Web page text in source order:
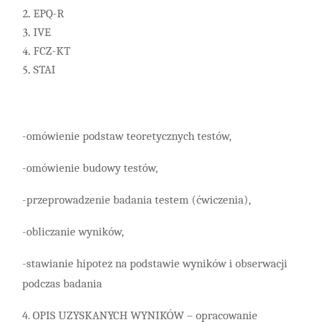
EPQ-R
IVE
FCZ-KT
STAI
-omówienie podstaw teoretycznych testów,
-omówienie budowy testów,
-przeprowadzenie badania testem (ćwiczenia),
-obliczanie wyników,
-stawianie hipotez na podstawie wyników i obserwacji
podczas badania
4. OPIS UZYSKANYCH WYNIKÓW – opracowanie